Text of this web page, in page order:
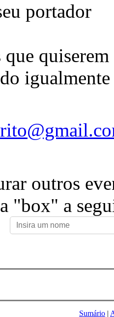
portador
outros
"box" a
Sumário |